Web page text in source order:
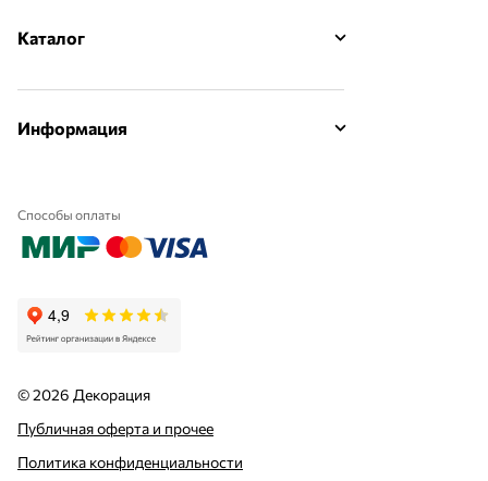
Каталог
Информация
Способы оплаты
© 2026 Декорация
Публичная оферта и прочее
Политика конфиденциальности